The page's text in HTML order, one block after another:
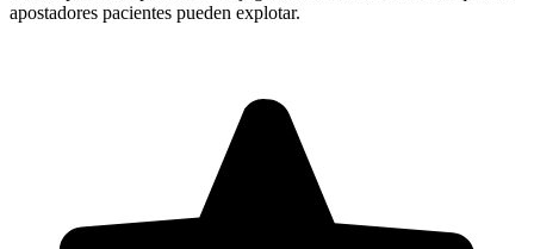
apostadores pacientes pueden explotar.